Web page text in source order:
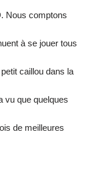
Nous comptons
à se jouer tous
caillou dans la
vu que quelques
de meilleures